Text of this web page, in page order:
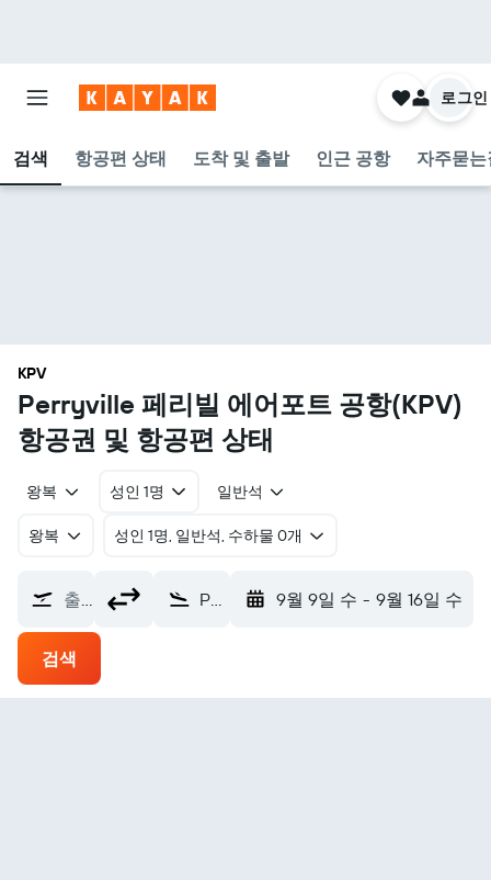
검색 항공편 상태 도착 및 출발 인근 공항 자주묻
로그인
KPV
Perryville 페리빌 에어포트 공항(KPV)
항공권 및 항공편 상태
왕복 성인 1명 일반석
왕복 ​성인 1명, 일반석, 수하물 0개
출발지 Perryville 페리빌 에어포트 (KPV) 9월 9일 수 - 9월 16일 수
검색